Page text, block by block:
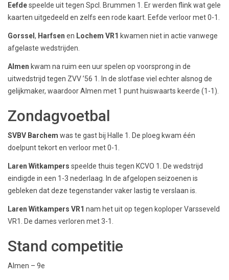
Eefdespeelde uit tegen Spcl. Brummen 1. Er werden flink wat gele
kaarten uitgedeeld en zelfs een rode kaart. Eefde verloor met 0-1.
Gorssel , Harfsen en Lochem VR1 kwamen niet in actie vanwege
afgelaste wedstrijden.
Almen kwam na ruim een uur spelen op voorsprong in de
uitwedstrijd tegen ZVV ’56 1. In de slotfase viel echter alsnog de
gelijkmaker, waardoor Almen met 1 punt huiswaarts keerde (1-1).
Zondagvoetbal
SVBV Barchem was te gast bij Halle 1. De ploeg kwam één
doelpunt tekort en verloor met 0-1.
Laren Witkampers speelde thuis tegen KCVO 1. De wedstrijd
eindigde in een 1-3 nederlaag. In de afgelopen seizoenen is
gebleken dat deze tegenstander vaker lastig te verslaan is.
Laren Witkampers VR1 nam het uit op tegen koploper Varsseveld
VR1. De dames verloren met 3-1.
Stand competitie
Almen – 9e